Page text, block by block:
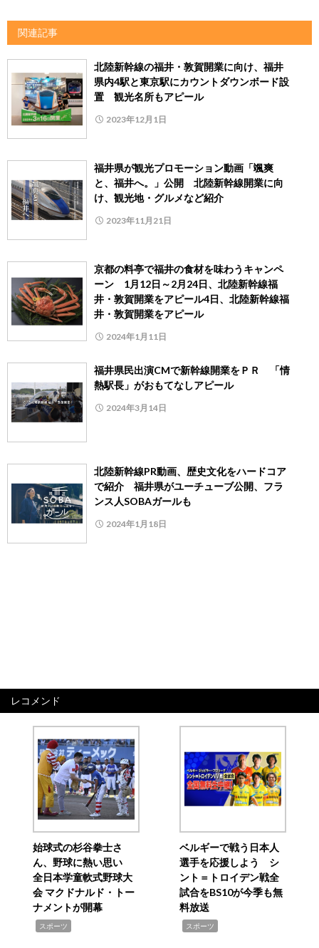
関連記事
北陸新幹線の福井・敦賀開業に向け、福井
県内4駅と東京駅にカウントダウンボード設
置 観光名所もアピール
2023年12月1日
福井県が観光プロモーション動画「颯爽
と、福井へ。」公開 北陸新幹線開業に向
け、観光地・グルメなど紹介
2023年11月21日
京都の料亭で福井の食材を味わうキャンペ
ーン 1月12日～2月24日、北陸新幹線福
井・敦賀開業をアピール4日、北陸新幹線福
井・敦賀開業をアピール
2024年1月11日
福井県民出演CMで新幹線開業をＰＲ 「情
熱駅長」がおもてなしアピール
2024年3月14日
北陸新幹線PR動画、歴史文化をハードコア
で紹介 福井県がユーチューブ公開、フラ
ンス人SOBAガールも
2024年1月18日
レコメンド
始球式の杉谷拳士さ
ん、野球に熱い思い
全日本学童軟式野球大
会 マクドナルド・トー
ナメントが開幕
スポーツ
ベルギーで戦う日本人
選手を応援しよう シ
ント＝トロイデン戦全
試合をBS10が今季も無
料放送
スポーツ